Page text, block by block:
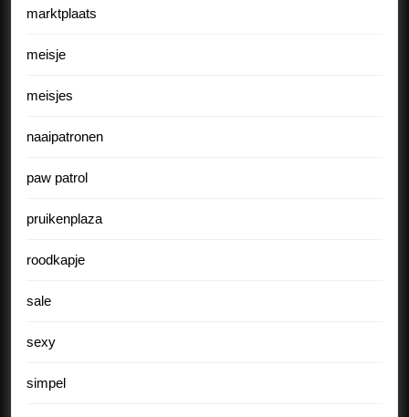
marktplaats
meisje
meisjes
naaipatronen
paw patrol
pruikenplaza
roodkapje
sale
sexy
simpel